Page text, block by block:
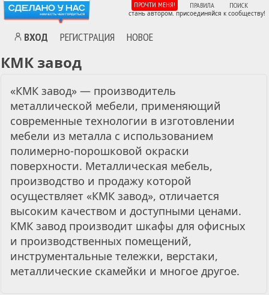
ВХОД РЕГИСТРАЦИЯ НОВОЕ
ПРОЧТИ МЕНЯ! ПРАВИЛА ПОИСК
стань автором. присоединяйся к сообществу!
КМК завод
«КМК завод» — производитель
металлической мебели, применяющий
современные технологии в изготовлении
мебели из металла с использованием
полимерно-порошковой окраски
поверхности. Металлическая мебель,
производство и продажу которой
осуществляет «КМК завод», отличается
высоким качеством и доступными ценами.
КМК завод производит шкафы для офисных
и производственных помещений,
инструментальные тележки, верстаки,
металлические скамейки и многое другое.